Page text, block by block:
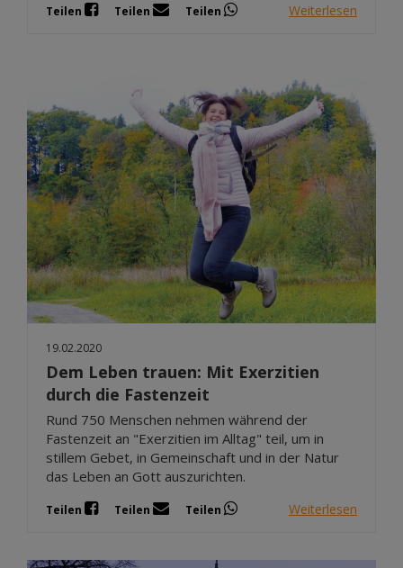
Teilen Teilen Teilen Weiterlesen
19.02.2020
Dem Leben trauen: Mit Exerzitien
durch die Fastenzeit
Rund 750 Menschen nehmen während der
Fastenzeit an "Exerzitien im Alltag" teil, um in
stillem Gebet, in Gemeinschaft und in der Natur
das Leben an Gott auszurichten.
Teilen Teilen Teilen Weiterlesen